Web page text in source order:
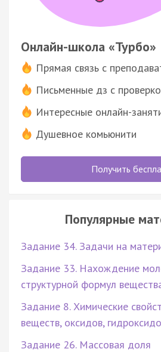
Онлайн-школа «Турбо»
Прямая связь с
Письменные дз с
Интересные онлайн-
Душевное комьюнити
Получить
Популярные
Задание 34. Задачи на
Задание 33. Нахождение
структурной формул
Задание 8. Химические
веществ, оксидов,
Задание 26. Массовая доля